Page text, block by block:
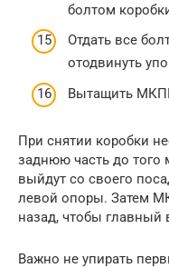
болтом
Отдать все
отодвинуть
Вытащить
При снятии коробки
заднюю часть до того
выйдут со своего
левой опоры. Затем
назад, чтобы
Важно не упирать